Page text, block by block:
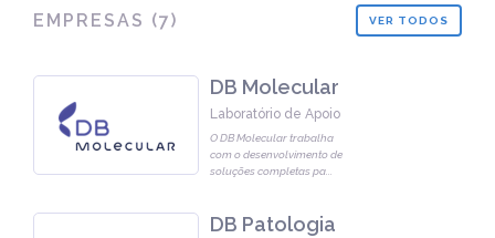
EMPRESAS (7) VER TODOS
DB Molecular
Laboratório de Apoio
O DB Molecular trabalha
com o desenvolvimento de
soluções completas pa
DB Patologia